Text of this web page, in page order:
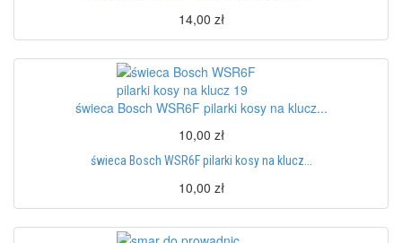
14,00 zł
świeca Bosch WSR6F pilarki kosy na klucz...
10,00 zł
świeca Bosch WSR6F pilarki kosy na klucz...
10,00 zł